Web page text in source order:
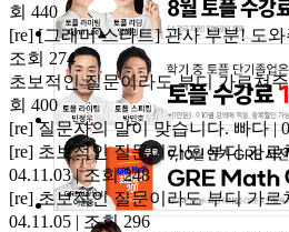
회 440
[re] [그래머 스타트] 관사 부분! 도
조회 274
초보적인 질문이라도 부디 가르쳐
회 400
[re] 질문자의 말이 맞습니다.빠다 |
[re] 초보적인 질문이라도 부디 가르
04.11.03 | 조회 248
[re] 초보적인 질문이라도 부디 가르
04.11.05 | 조회 296